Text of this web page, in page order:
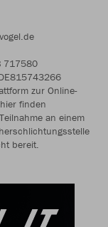
717580
zur Online-
finden
an einem
bereit.